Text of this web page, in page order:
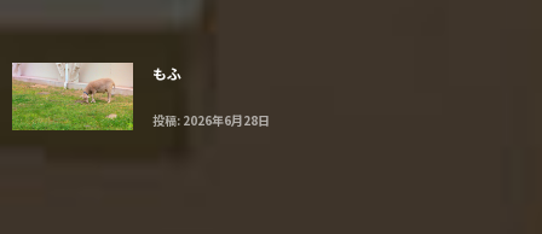
もふ
投稿: 2026年6月28日